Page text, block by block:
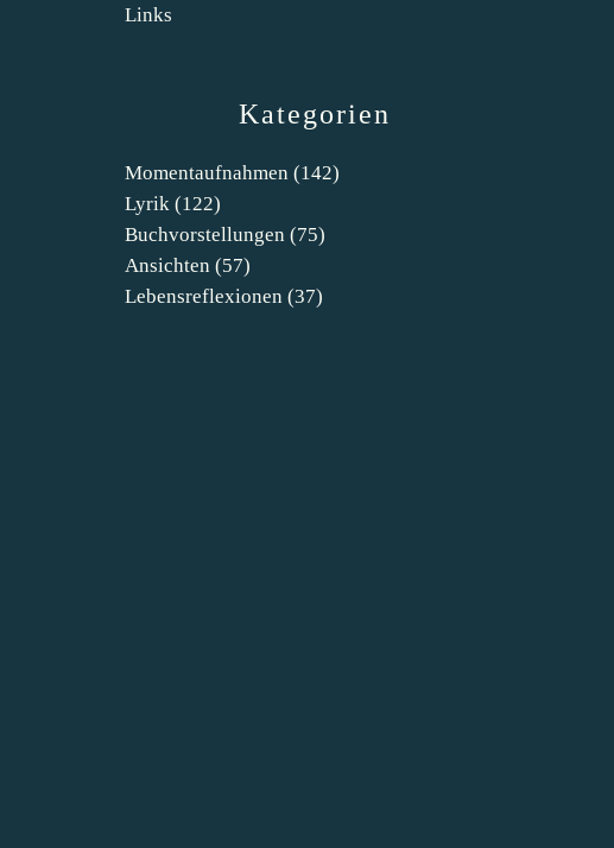
Kategorien
Momentaufnahmen (142)
Lyrik (122)
Buchvorstellungen (75)
Ansichten (57)
Lebensreflexionen (37)
Links